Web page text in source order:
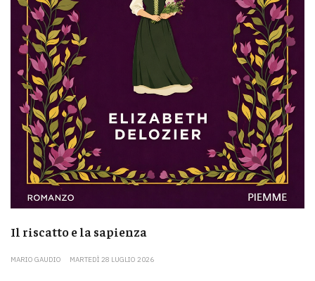
Il riscatto e la sapienza
MARIO GAUDIO MARTEDÌ 28 LUGLIO 2026